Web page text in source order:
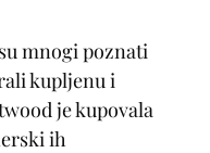
mnogi poznati
kupljenu i
je kupovala
ih